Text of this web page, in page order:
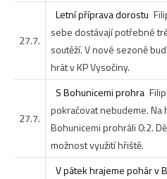
27.7.
Letní příprava dorostu
sebe dostávají potřebné
soutěží. V nové sezoně
hrát v KP Vysočiny.
27.7.
S Bohunicemi prohra
pokračovat nebudeme. Na
Bohunicemi prohráli 0:2.
možnost využití hřiště.
V pátek hrajeme pohár v